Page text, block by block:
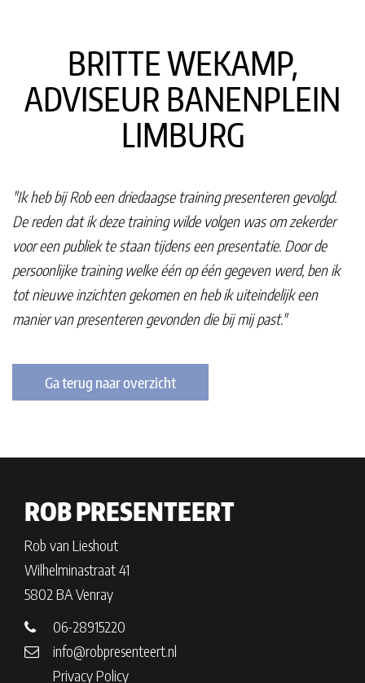
BRITTE WEKAMP,
ADVISEUR BANENPLEIN
LIMBURG
"Ik heb bij Rob een driedaagse training presenteren gevolgd.
De reden dat ik deze training wilde volgen was om zekerder
voor een publiek te staan tijdens een presentatie. Door de
persoonlijke training welke één op één gegeven werd, ben ik
tot nieuwe inzichten gekomen en heb ik uiteindelijk een
manier van presenteren gevonden die bij mij past."
Ga terug naar overzicht
ROB PRESENTEERT
Rob van Lieshout
Wilhelminastraat 41
5802 BA Venray
06-28915220
info@robpresenteert.nl
Privacy Policy